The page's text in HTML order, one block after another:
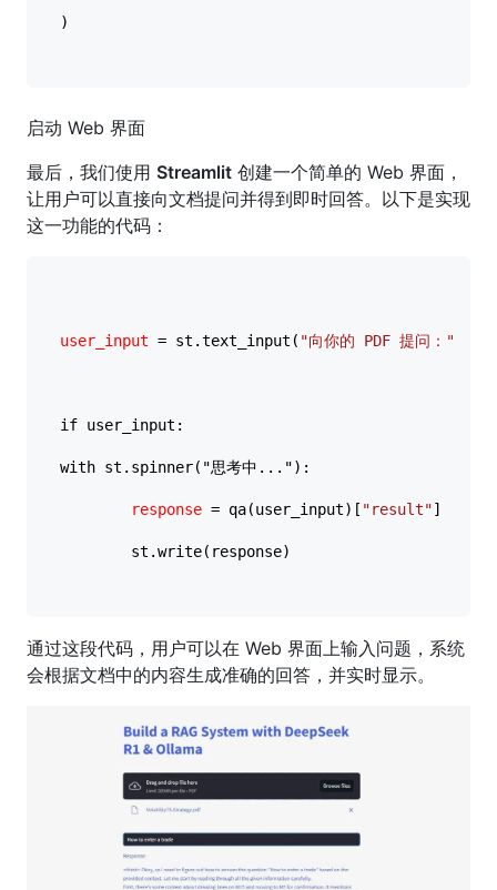
)
启动 Web 界面
最后，我们使用 Streamlit 创建一个简单的 Web 界面，
让用户可以直接向文档提问并得到即时回答。以下是实现
这一功能的代码：
user_input = st.text_input( "向你的 PDF 提问："
if user_input:
with st.spinner("思考中..."):
response = qa(user_input)[ "result"]
        st.write(response)
通过这段代码，用户可以在 Web 界面上输入问题，系统
会根据文档中的内容生成准确的回答，并实时显示。